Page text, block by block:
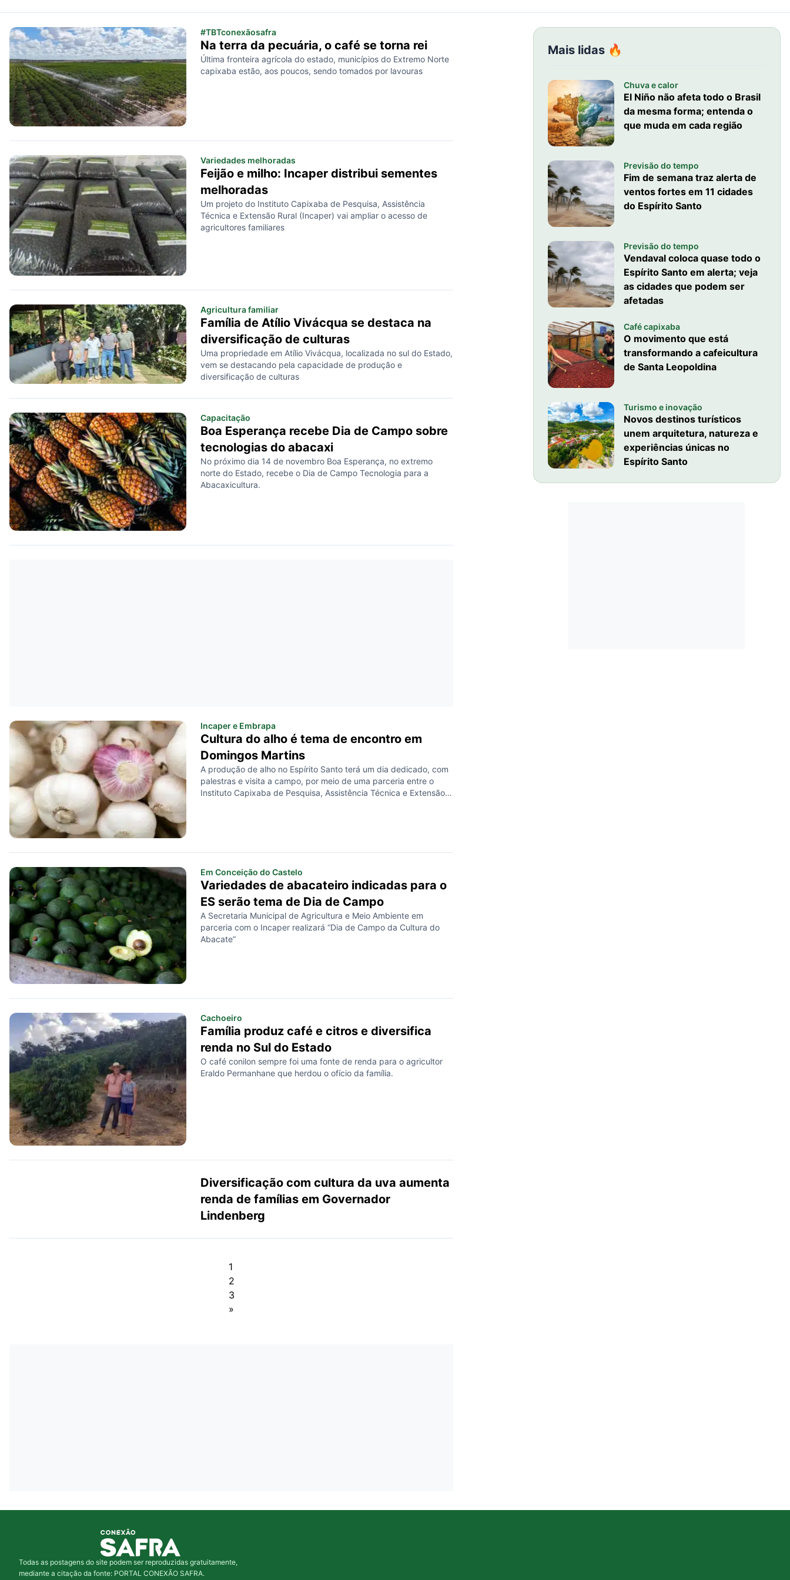
#TBTconexãosafra
Na terra da pecuária, o café se torna rei
Última fronteira agrícola do estado, municípios do Extremo Norte
capixaba estão, aos poucos, sendo tomados por lavouras
Variedades melhoradas
Feijão e milho: Incaper distribui sementes
melhoradas
Um projeto do Instituto Capixaba de Pesquisa, Assistência
Técnica e Extensão Rural (Incaper) vai ampliar o acesso de
agricultores familiares
Agricultura familiar
Família de Atílio Vivácqua se destaca na
diversificação de culturas
Uma propriedade em Atílio Vivácqua, localizada no sul do Estado,
vem se destacando pela capacidade de produção e
diversificação de culturas
Capacitação
Boa Esperança recebe Dia de Campo sobre
tecnologias do abacaxi
No próximo dia 14 de novembro Boa Esperança, no extremo
norte do Estado, recebe o Dia de Campo Tecnologia para a
Abacaxicultura.
Incaper e Embrapa
Cultura do alho é tema de encontro em
Domingos Martins
A produção de alho no Espírito Santo terá um dia dedicado, com
palestras e visita a campo, por meio de uma parceria entre o
Instituto Capixaba de Pesquisa, Assistência Técnica e Extensão
Em Conceição do Castelo
Variedades de abacateiro indicadas para o
ES serão tema de Dia de Campo
A Secretaria Municipal de Agricultura e Meio Ambiente em
parceria com o Incaper realizará “Dia de Campo da Cultura do
Abacate”
Cachoeiro
Família produz café e citros e diversifica
renda no Sul do Estado
O café conilon sempre foi uma fonte de renda para o agricultor
Eraldo Permanhane que herdou o ofício da família.
Diversificação com cultura da uva aumenta
renda de famílias em Governador
Lindenberg
1
2
3
»
Mais lidas 🔥
Chuva e calor
El Niño não afeta todo o Brasil
da mesma forma; entenda o
que muda em cada região
Previsão do tempo
Fim de semana traz alerta de
ventos fortes em 11 cidades
do Espírito Santo
Previsão do tempo
Vendaval coloca quase todo o
Espírito Santo em alerta; veja
as cidades que podem ser
afetadas
Café capixaba
O movimento que está
transformando a cafeicultura
de Santa Leopoldina
Turismo e inovação
Novos destinos turísticos
unem arquitetura, natureza e
experiências únicas no
Espírito Santo
Todas as postagens do site podem ser reproduzidas gratuitamente,
mediante a citação da fonte: PORTAL CONEXÃO SAFRA.